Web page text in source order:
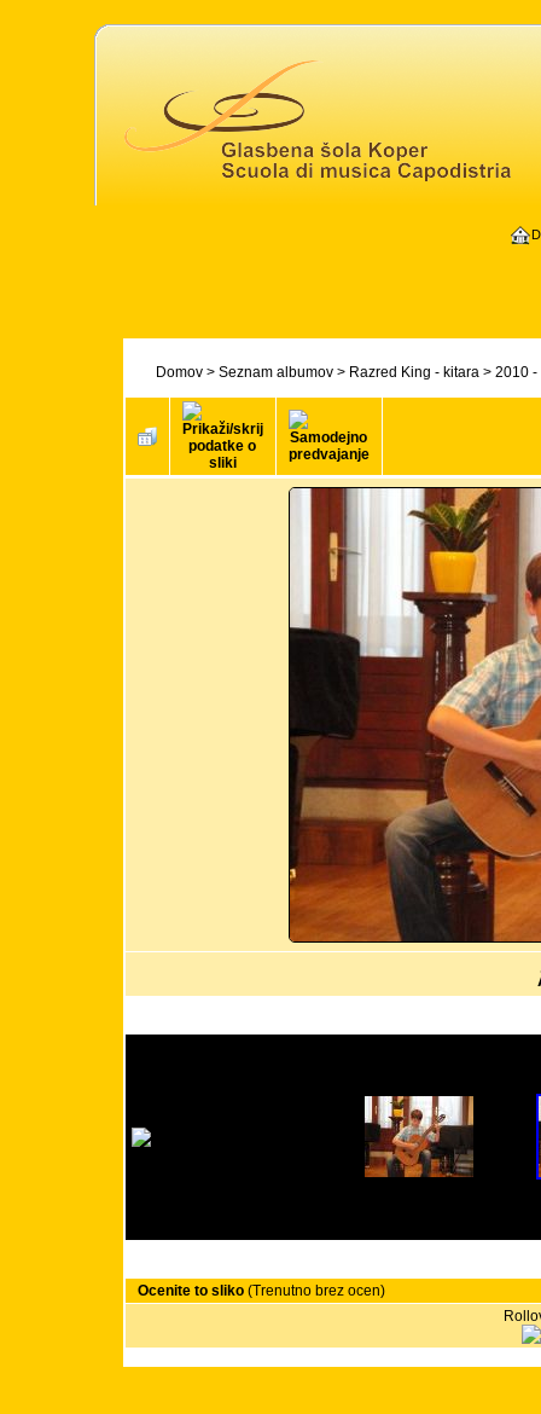
Domov> Seznam albumov> Razred King - kitara> 2010 -
Ocenite to sliko(Trenutno brez ocen)